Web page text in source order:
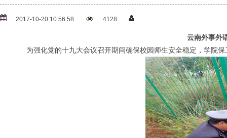
2017-10-20 10:56:58 4128
云南外事外
为强化党的十九大会议召开期间确保校园师生安全稳定，学院保